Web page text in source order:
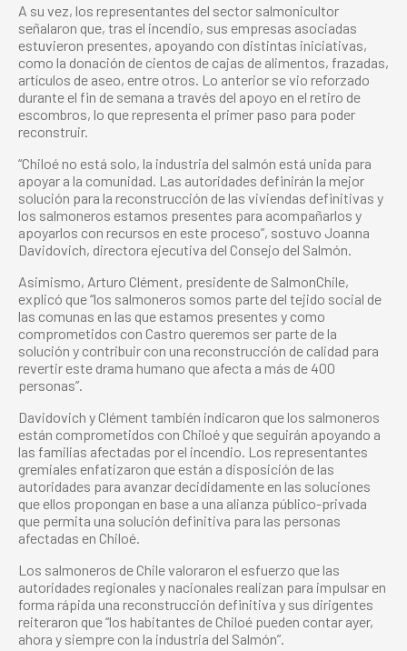
A su vez, los representantes del sector salmonicultor
señalaron que, tras el incendio, sus empresas asociadas
estuvieron presentes, apoyando con distintas iniciativas,
como la donación de cientos de cajas de alimentos, frazadas,
artículos de aseo, entre otros. Lo anterior se vio reforzado
durante el fin de semana a través del apoyo en el retiro de
escombros, lo que representa el primer paso para poder
reconstruir.
“Chiloé no está solo, la industria del salmón está unida para
apoyar a la comunidad. Las autoridades definirán la mejor
solución para la reconstrucción de las viviendas definitivas y
los salmoneros estamos presentes para acompañarlos y
apoyarlos con recursos en este proceso”, sostuvo Joanna
Davidovich, directora ejecutiva del Consejo del Salmón.
Asimismo, Arturo Clément, presidente de SalmonChile,
explicó que “los salmoneros somos parte del tejido social de
las comunas en las que estamos presentes y como
comprometidos con Castro queremos ser parte de la
solución y contribuir con una reconstrucción de calidad para
revertir este drama humano que afecta a más de 400
personas”.
Davidovich y Clément también indicaron que los salmoneros
están comprometidos con Chiloé y que seguirán apoyando a
las familias afectadas por el incendio. Los representantes
gremiales enfatizaron que están a disposición de las
autoridades para avanzar decididamente en las soluciones
que ellos propongan en base a una alianza público-privada
que permita una solución definitiva para las personas
afectadas en Chiloé.
Los salmoneros de Chile valoraron el esfuerzo que las
autoridades regionales y nacionales realizan para impulsar en
forma rápida una reconstrucción definitiva y sus dirigentes
reiteraron que “los habitantes de Chiloé pueden contar ayer,
ahora y siempre con la industria del Salmón”.